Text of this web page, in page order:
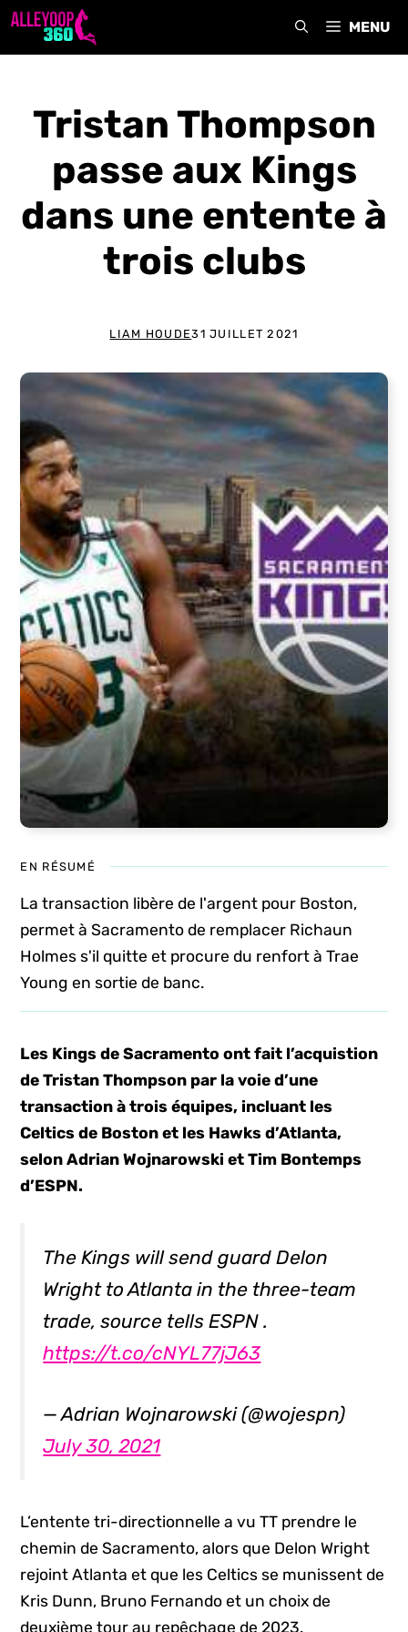
Aller
MENU
Tristan Thompson
passe aux Kings
dans une entente à
trois clubs
LIAM HOUDE31 JUILLET 2021
EN RÉSUMÉ
La transaction libère de l'argent pour Boston,
permet à Sacramento de remplacer Richaun
Holmes s'il quitte et procure du renfort à Trae
Young en sortie de banc.
Les Kings de Sacramento ont fait l’acquistion
de Tristan Thompson par la voie d’une
transaction à trois équipes, incluant les
Celtics de Boston et les Hawks d’Atlanta,
selon Adrian Wojnarowski et Tim Bontemps
d’ESPN.
The Kings will send guard Delon
Wright to Atlanta in the three-team
trade, source tells ESPN .
https://t.co/cNYL77jJ63
— Adrian Wojnarowski (@wojespn)
July 30, 2021
L’entente tri-directionnelle a vu TT prendre le
chemin de Sacramento, alors que Delon Wright
rejoint Atlanta et que les Celtics se munissent de
Kris Dunn, Bruno Fernando et un choix de
deuxième tour au repêchage de 2023.